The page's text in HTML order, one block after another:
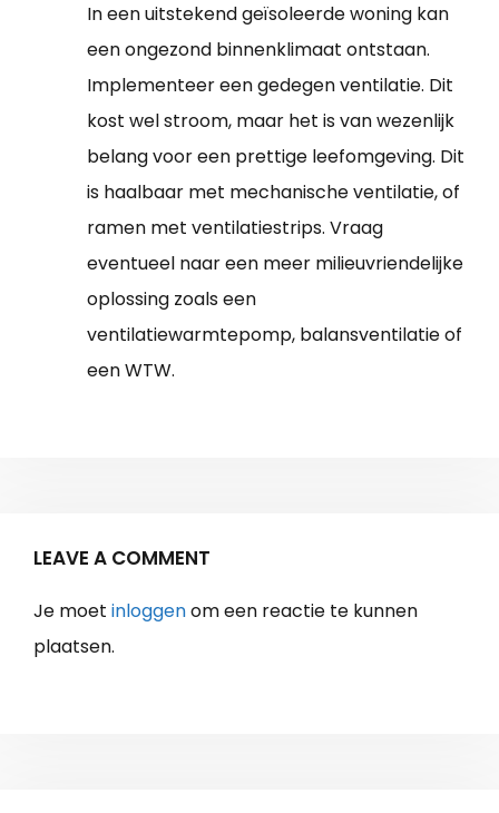
In een uitstekend geïsoleerde woning kan
een ongezond binnenklimaat ontstaan.
Implementeer een gedegen ventilatie. Dit
kost wel stroom, maar het is van wezenlijk
belang voor een prettige leefomgeving. Dit
is haalbaar met mechanische ventilatie, of
ramen met ventilatiestrips. Vraag
eventueel naar een meer milieuvriendelijke
oplossing zoals een
ventilatiewarmtepomp, balansventilatie of
een WTW.
LEAVE A COMMENT
Je moet inloggenom een reactie te kunnen
plaatsen.